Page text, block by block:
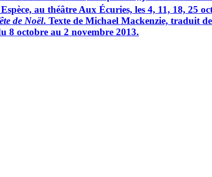
au théâtre Aux Écuries, les 4, 11, 18, 25
de Noël. Texte de Michael Mackenzie, traduit
8 octobre au 2 novembre 2013.